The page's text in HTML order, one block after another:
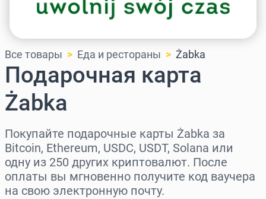
Все товары Еда и рестораны Żabka
Подарочная карта
Żabka
Покупайте подарочные карты Żabka за
Bitcoin, Ethereum, USDC, USDT, Solana или
одну из 250 других криптовалют. После
оплаты вы мгновенно получите код ваучера
на свою электронную почту.